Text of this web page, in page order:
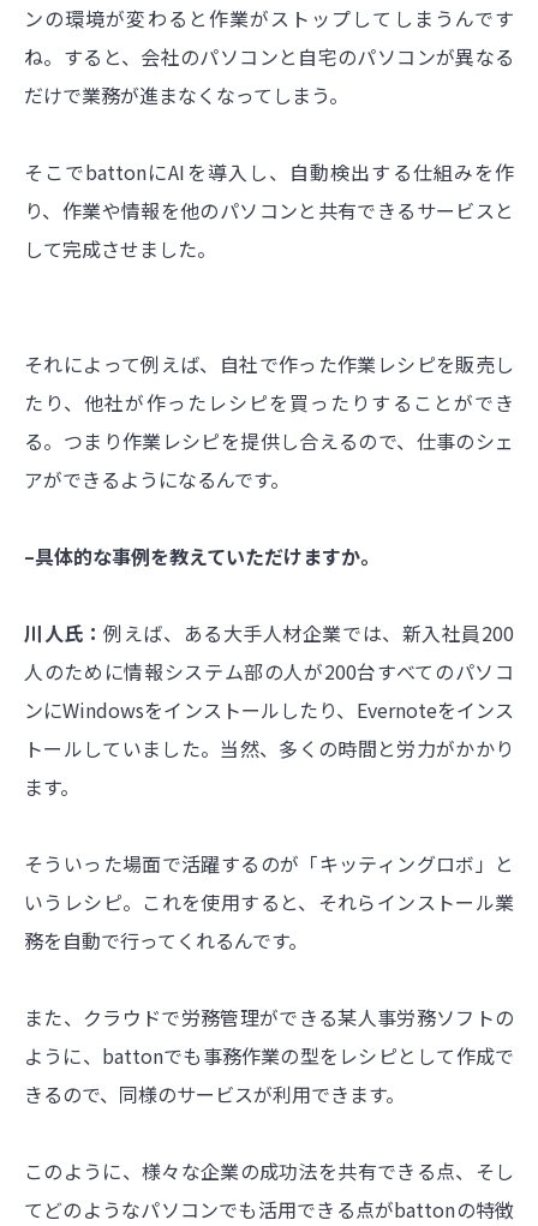
ンの環境が変わると作業がストップしてしまうんです
ね。すると、会社のパソコンと自宅のパソコンが異なる
だけで業務が進まなくなってしまう。
そこでbattonにAIを導入し、自動検出する仕組みを作
り、作業や情報を他のパソコンと共有できるサービスと
して完成させました。
それによって例えば、自社で作った作業レシピを販売し
たり、他社が作ったレシピを買ったりすることができ
る。つまり作業レシピを提供し合えるので、仕事のシェ
アができるようになるんです。
–具体的な事例を教えていただけますか。
川人氏：例えば、ある大手人材企業では、新入社員200
人のために情報システム部の人が200台すべてのパソコ
ンにWindowsをインストールしたり、Evernoteをインス
トールしていました。当然、多くの時間と労力がかかり
ます。
そういった場面で活躍するのが「キッティングロボ」と
いうレシピ。これを使用すると、それらインストール業
務を自動で行ってくれるんです。
また、クラウドで労務管理ができる某人事労務ソフトの
ように、battonでも事務作業の型をレシピとして作成で
きるので、同様のサービスが利用できます。
このように、様々な企業の成功法を共有できる点、そし
てどのようなパソコンでも活用できる点がbattonの特徴